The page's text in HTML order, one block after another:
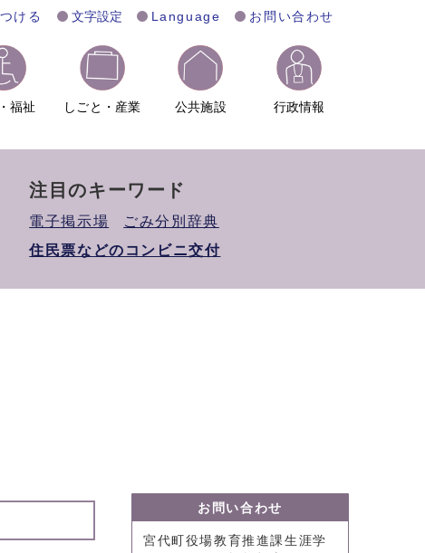
ける 文字設定 Language お問い合わせ
福祉 しごと・産業 公共施設 行政情報
注目のキーワード
電子掲示場
ごみ分別辞典
住民票などのコンビニ交付
お問い合わせ
宮代町役場教育推進課生涯学